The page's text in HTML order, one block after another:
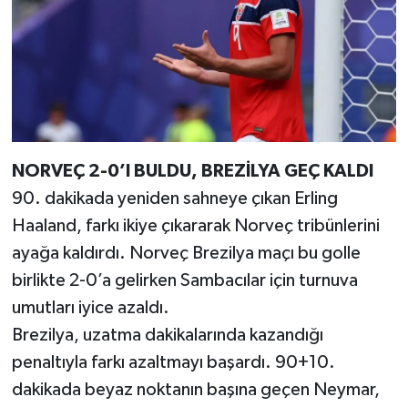
NORVEÇ 2-0’I BULDU, BREZİLYA GEÇ KALDI
90. dakikada yeniden sahneye çıkan Erling
Haaland, farkı ikiye çıkararak Norveç tribünlerini
ayağa kaldırdı. Norveç Brezilya maçı bu golle
birlikte 2-0’a gelirken Sambacılar için turnuva
umutları iyice azaldı.
Brezilya, uzatma dakikalarında kazandığı
penaltıyla farkı azaltmayı başardı. 90+10.
dakikada beyaz noktanın başına geçen Neymar,